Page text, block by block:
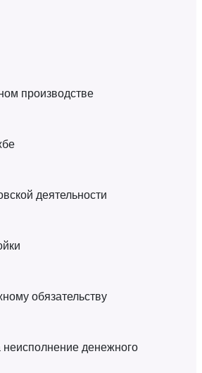
производстве
деятельности
обязательству
неисполнение денежного